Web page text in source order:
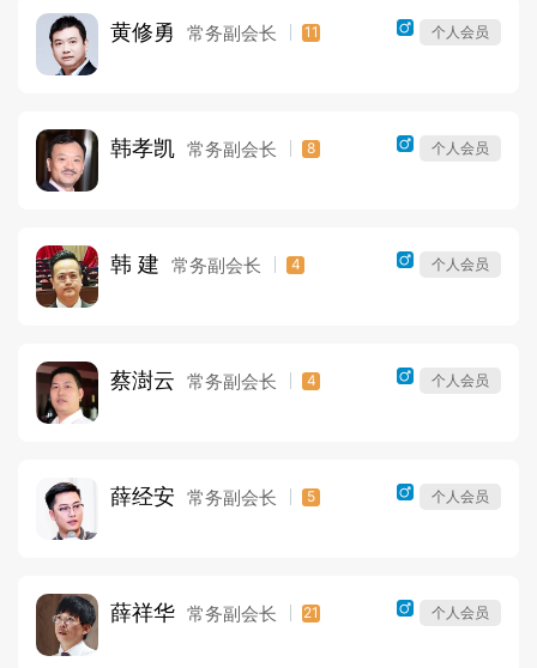
黄修勇 常务副会长 11 个人会员
韩孝凯 常务副会长 8 个人会员
韩 建 常务副会长 4 个人会员
蔡澍云 常务副会长 4 个人会员
薛经安 常务副会长 5 个人会员
薛祥华 常务副会长 21 个人会员